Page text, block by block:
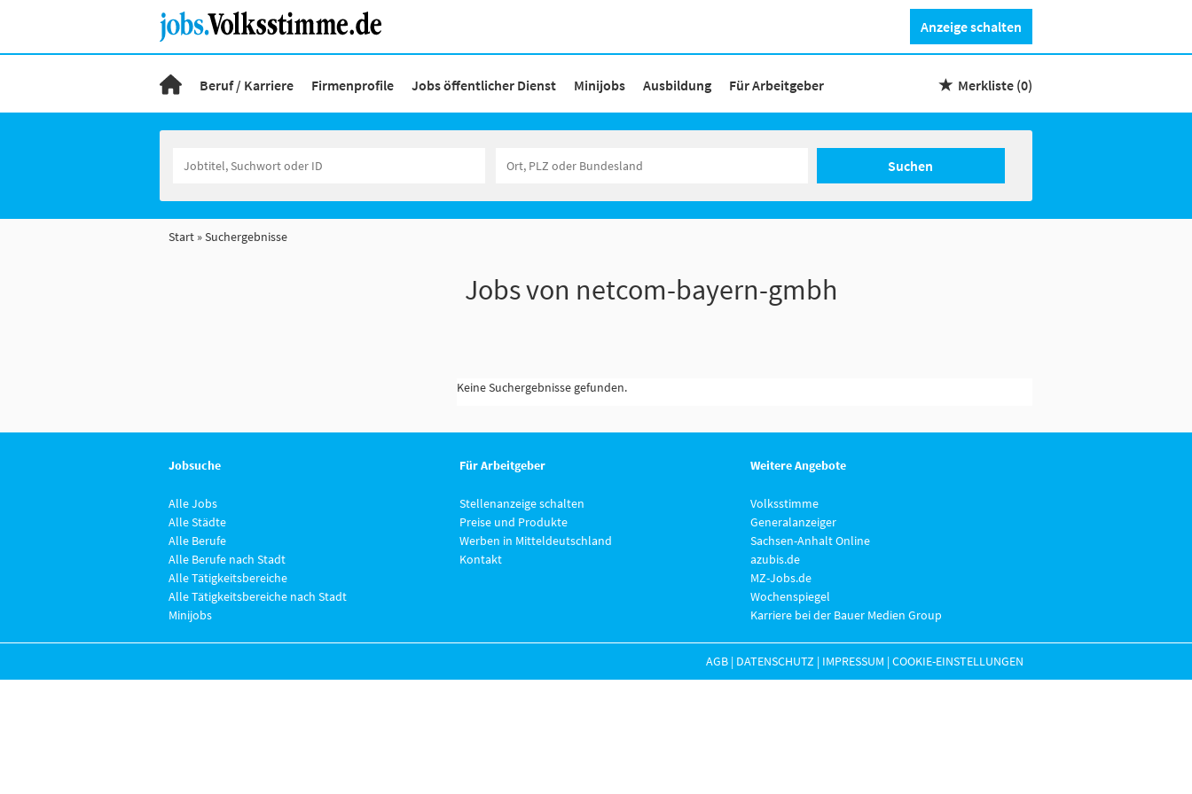
Anzeige schalten
Beruf / Karriere Firmenprofile Jobs öffentlicher Dienst Minijobs Ausbildung Für Arbeitgeber Merkliste (0)
Suchen
Start Suchergebnisse
Jobs von netcom-bayern-gmbh
Keine Suchergebnisse gefunden.
Jobsuche
Alle Jobs
Alle Städte
Alle Berufe
Alle Berufe nach Stadt
Alle Tätigkeitsbereiche
Alle Tätigkeitsbereiche nach Stadt
Minijobs
Für Arbeitgeber
Stellenanzeige schalten
Preise und Produkte
Werben in Mitteldeutschland
Kontakt
Weitere Angebote
Volksstimme
Generalanzeiger
Sachsen-Anhalt Online
azubis.de
MZ-Jobs.de
Wochenspiegel
Karriere bei der Bauer Medien Group
AGB | DATENSCHUTZ | IMPRESSUM |COOKIE-EINSTELLUNGEN